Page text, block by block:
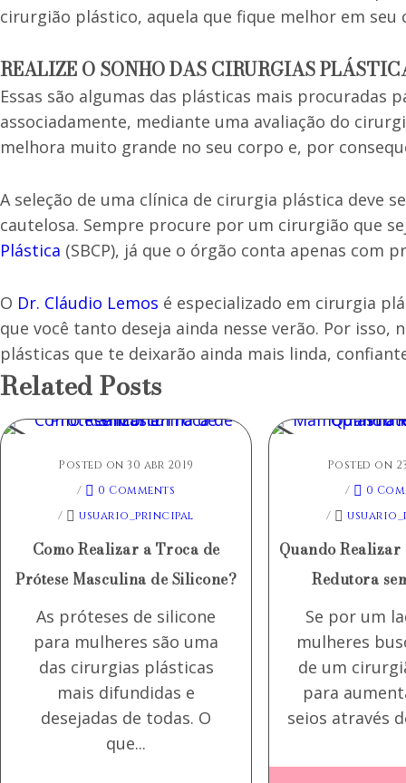
cirurgião plástico, aquela que fique melhor em seu
REALIZE O SONHO DAS CIRURGIAS
Essas são algumas das plásticas mais procuradas
associadamente, mediante uma avaliação do
melhora muito grande no seu corpo e, por
A seleção de uma clínica de cirurgia plástica deve
cautelosa. Sempre procure por um cirurgião que
Plástica (SBCP), já que o órgão conta apenas com
O Dr. Cláudio Lemos é especializado em cirurgia
que você tanto deseja ainda nesse verão. Por
plásticas que te deixarão ainda mais linda,
Related Posts
Posted on 30 abr 2019
/
0 Comments
/
usuario_principal
Como Realizar a Troca de
Prótese Masculina de Silicone?
As próteses de silicone
para mulheres são uma
das cirurgias plásticas
mais difundidas e
desejadas de todas. O
que...
Posted on
/
0
/
Quando
Redutora
Se por um
mulheres
de um
para
seios através